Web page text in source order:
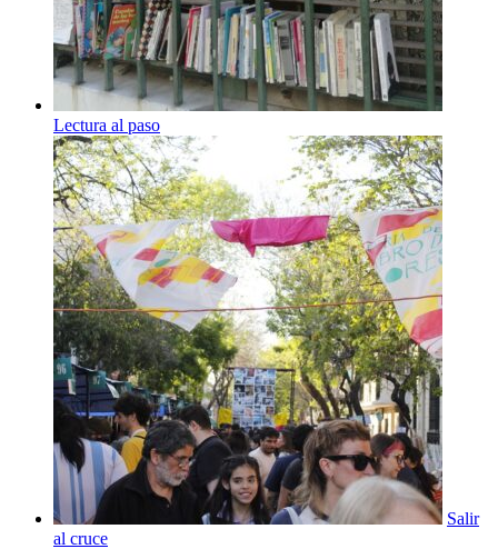
Lectura al paso
Salir
al cruce